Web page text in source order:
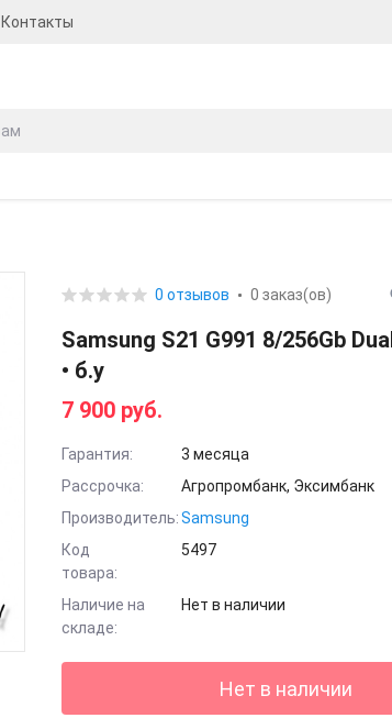
Контакты
0 отзывов 0 заказ(ов)
Samsung S21 G991 8/256Gb
• б.у
7 900 руб.
Гарантия:
3 месяца
Рассрочка:
Агропромбанк, Эксимбанк
Производитель: Samsung
Код
товара:
5497
Наличие на
складе:
Нет в наличии
Нет в наличии